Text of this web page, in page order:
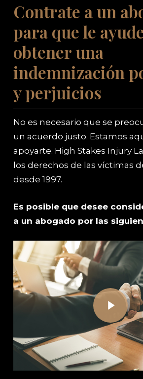
Contrate a un
para que le
obtener una
indemnización
y perjuicios
No es necesario que se
un acuerdo justo. Estamos
apoyarte. High Stakes Injury
los derechos de las víctimas
desde 1997.
Es posible que desee
a un abogado por las
Play Video
Play Video